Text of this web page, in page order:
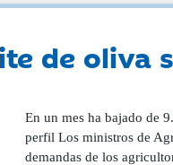
de oliva
En un mes ha bajado de
perfil Los ministros de
demandas de los